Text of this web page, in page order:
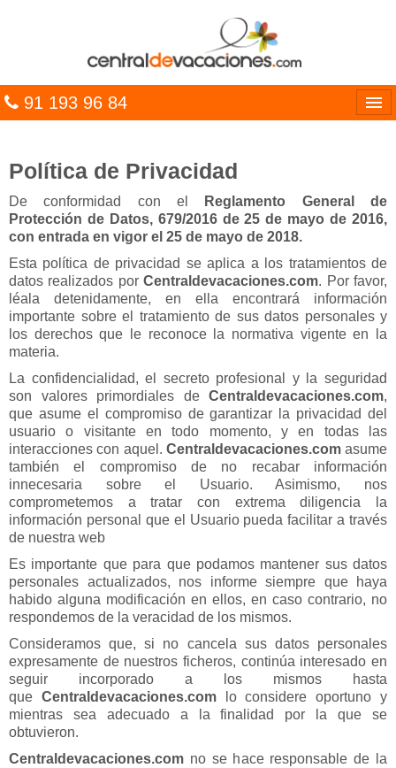
91 193 96 84
Entrar
MULTIDESTINO
HOTELES
CARIBE
OFERTAS
VUELO + HOTEL
PLAYAS
CRUCEROS
CIRCUITOS
DISNEY
TRIP PLANNER
Política de Privacidad
De conformidad con el
Reglamento General de
Protección de Datos, 679/2016 de 25 de mayo de 2016,
con entrada en vigor el 25 de mayo de 2018.
Esta política de privacidad se aplica a los tratamientos de
datos realizados porCentraldevacaciones.com. Por favor,
léala detenidamente, en ella encontrará información
importante sobre el tratamiento de sus datos personales y
los derechos que le reconoce la normativa vigente en la
materia.
La confidencialidad, el secreto profesional y la seguridad
son valores primordiales de Centraldevacaciones.com,
que asume el compromiso de garantizar la privacidad del
usuario o visitante en todo momento, y en todas las
interacciones con aquel. Centraldevacaciones.comasume
también el compromiso de no recabar información
innecesaria sobre el Usuario. Asimismo, nos
comprometemos a tratar con extrema diligencia la
información personal que el Usuario pueda facilitar a través
de nuestra web
Es importante que para que podamos mantener sus datos
personales actualizados, nos informe siempre que haya
habido alguna modificación en ellos, en caso contrario, no
respondemos de la veracidad de los mismos.
Consideramos que, si no cancela sus datos personales
expresamente de nuestros ficheros, continúa interesado en
seguir incorporado a los mismos hasta
que Centraldevacaciones.comlo considere oportuno y
mientras sea adecuado a la finalidad por la que se
obtuvieron.
Centraldevacaciones.com no se hace responsable de la